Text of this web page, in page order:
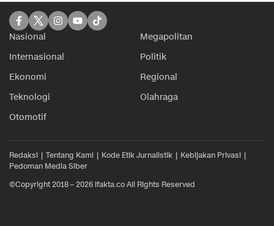
Nasional
Megapolitan
Internasional
Politik
Ekonomi
Regional
Teknologi
Olahraga
Otomotif
Redaksi Tentang Kami Kode Etik Jurnalistik
Kebijakan Privasi
Pedoman Media Siber
©Copyright 2018 – 2026 ifakta.co All Rights Reserved